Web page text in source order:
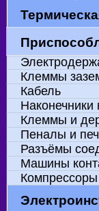
Машины с
Клеммы
Кабель
Наконечники
Клеммы и
Пеналы и
Разъёмы
Машины